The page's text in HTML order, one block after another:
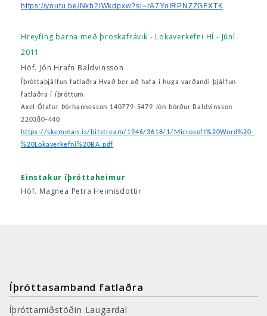
https://youtu.be/Nkb2IWkdpxw?si=rA7YoIRPNZZGFXTK
Hreyfing barna með þroskafrávik - Lokaverkefni HÍ - Júní
2011
Höf. Jón Hrafn Baldvinsson
Íþróttaþjálfun fatlaðra Hvað ber að hafa í huga varðandi þjálfun
fatlaðra í íþróttum
Axel Ólafur Þórhannesson 140779-5479 Jón Þórður Baldvinsson
220380-440
https://skemman.is/bitstream/1946/3618/1/Microsoft%20Word%20-
%20Lokaverkefni%20BA.pdf
Einstakur íþróttaheimur
Höf. Magnea Petra Heimisdottir
Íþróttasamband fatlaðra
Íþróttamiðstöðin Laugardal